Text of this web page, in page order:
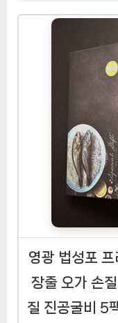
영광 법성포 프
장줄 오가 손
질 진공굴비 5